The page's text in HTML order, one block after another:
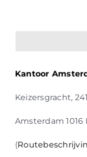
Kantoor
Keizersgracht, 241
Amsterdam 1016
(